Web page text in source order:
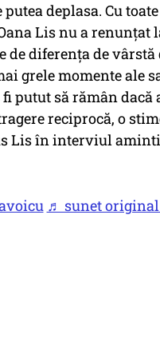
putea deplasa. Cu
Lis nu a
de diferența de
grele momente ale
fi putut să rămân
reciprocă, o
Lis în interviul
♬ sunet